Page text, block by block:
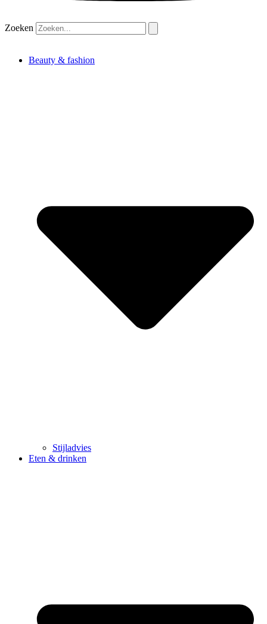
Zoeken
Beauty & fashion
Stijladvies
Eten & drinken